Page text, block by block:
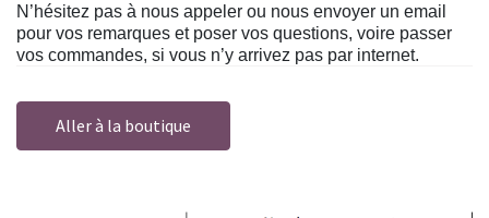
N’hésitez pas à nous appeler ou nous envoyer un email
pour vos remarques et poser vos questions, voire passer
vos commandes, si vous n’y arrivez pas par internet.
Aller à la boutique